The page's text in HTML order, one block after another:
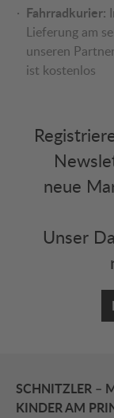
Fahrradkurier:
Lieferung am
unseren
ist kostenlos
neue
Unser
SCHNITZLER –
KINDER AM